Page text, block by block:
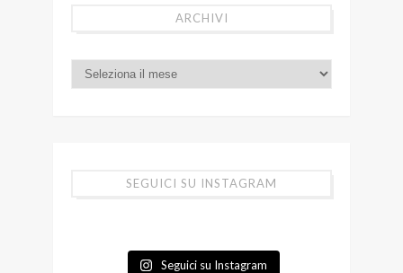
ARCHIVI
SEGUICI SU INSTAGRAM
Seguici su Instagram